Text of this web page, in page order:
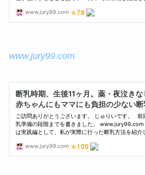
www.jury99.com